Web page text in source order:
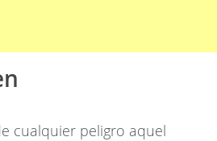
cualquier peligro aquel